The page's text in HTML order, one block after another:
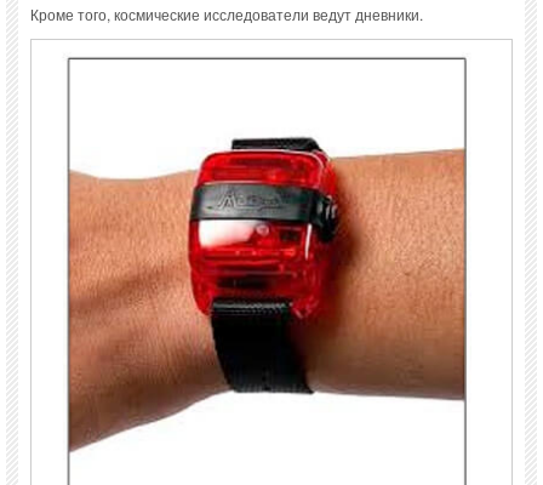
Кроме того, космические исследователи ведут дневники.